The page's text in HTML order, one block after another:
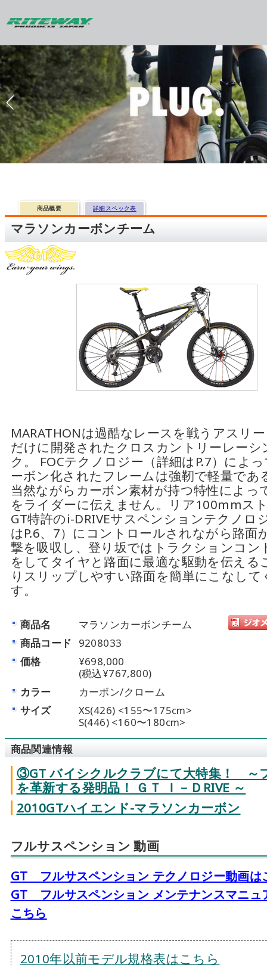
商品概要 詳細スペック表
マラソンカーボンチーム
MARATHONは過酷なレースを戦うアスリ
だけに開発されたクロスカントリーレーシ
ク。 FOCテクノロジー（詳細はP.7）によ
ーボン化されたフレームは強靭で軽量であ
当然ながらカーボン素材が持つ特性によっ
をライダーに伝えません。リア100mmス
GT特許のi-DRIVEサスペンションテクノロ
はP.6、7）にコントロールされながら路面
撃を吸収し、登り坂ではトラクションコン
をしてタイヤと路面に最適な駆動を伝える
りスリップしやすい路面を簡単にこなして
す。
商品名
マラソンカーボンチーム
商品コード
9208033
価格
¥698,000
(税込¥767,800)
カラー
カーボン/クローム
サイズ
XS(426) <155〜175cm>
S(446) <160〜180cm>
商品関連情報
③GT バイシクルクラブにて大特集！ ～
を革新する発明品！ ＧＴ Ｉ－ＤRIVE ～
2010GTハイエンド-マラソンカーボン
フルサスペンション 動画
GT フルサスペンション テクノロジー動画は
GT フルサスペンション メンテナンスマニュ
こちら
2010年以前モデル規格表はこちら